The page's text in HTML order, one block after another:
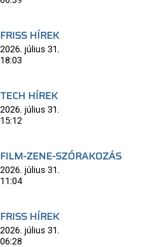
FRISS HÍREK
2026. július 31.
18:03
TECH HÍREK
2026. július 31.
15:12
FILM-ZENE-SZÓRAKOZÁS
2026. július 31.
11:04
FRISS HÍREK
2026. július 31.
06:28